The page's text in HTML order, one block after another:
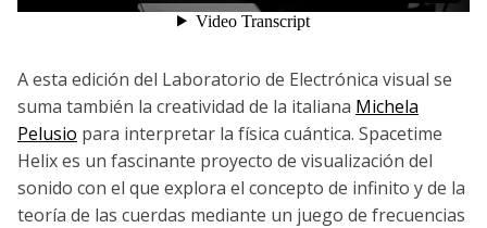
A esta edición del Laboratorio de Electrónica visual se
suma también la creatividad de la italiana Michela
Pelusio para interpretar la física cuántica. Spacetime
Helix es un fascinante proyecto de visualización del
sonido con el que explora el concepto de infinito y de la
teoría de las cuerdas mediante un juego de frecuencias